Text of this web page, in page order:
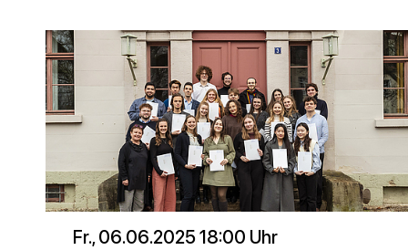
Fr., 06.06.2025 18:00 Uhr